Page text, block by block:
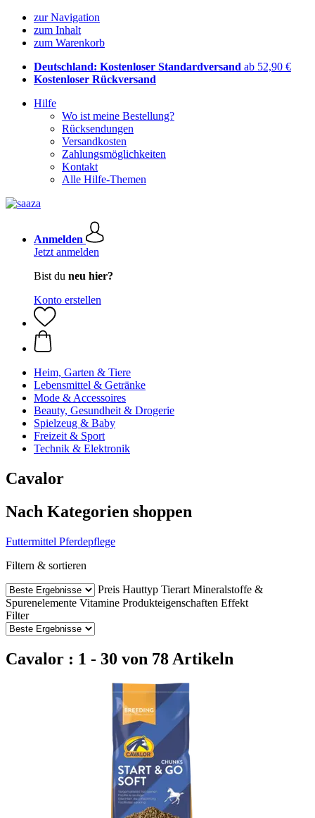
zur Navigation
zum Inhalt
zum Warenkorb
Deutschland: Kostenloser Standardversand ab 52,90 €
Kostenloser Rückversand
Hilfe
Wo ist meine Bestellung?
Rücksendungen
Versandkosten
Zahlungsmöglichkeiten
Kontakt
Alle Hilfe-Themen
Anmelden
Jetzt anmelden
Bist du neu hier?
Konto erstellen
Heim, Garten & Tiere
Lebensmittel & Getränke
Mode & Accessoires
Beauty, Gesundheit & Drogerie
Spielzeug & Baby
Freizeit & Sport
Technik & Elektronik
Cavalor
Nach Kategorien shoppen
Futtermittel Pferdepflege
Filtern & sortieren
Preis Hauttyp Tierart Mineralstoffe &
Spurenelemente Vitamine Produkteigenschaften Effekt
Filter
Cavalor : 1 - 30 von 78 Artikeln